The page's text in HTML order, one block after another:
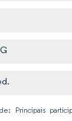
Principais